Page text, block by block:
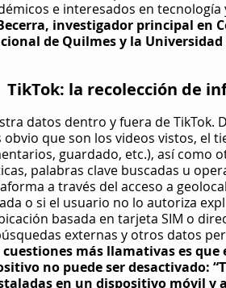
e interesados en
investigador principal en
de Quilmes y la
TikTok: la recolección de
datos dentro y fuera de TikTok.
obvio que son los videos vistos, el
guardado, etc.), así como
palabras clave buscadas u
a través del acceso a
o si el usuario no lo autoriza
basada en tarjeta SIM o
externas y otros datos
cuestiones más llamativas es que
no puede ser desactivado:
en un dispositivo móvil y